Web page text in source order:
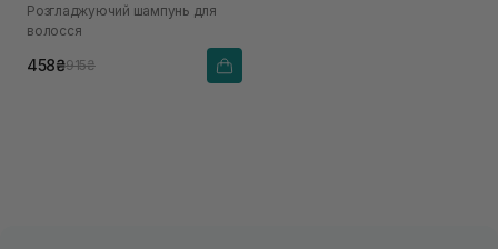
мл
Розгладжуючий шампунь для
волосся
458₴915₴